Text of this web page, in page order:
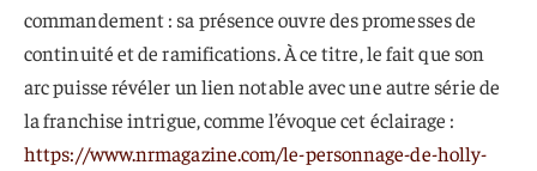
commandement : sa présence ouvre des promesses de
continuité et de ramifications. À ce titre, le fait que son
arc puisse révéler un lien notable avec une autre série de
la franchise intrigue, comme l’évoque cet éclairage :
https://www.nrmagazine.com/le-personnage-de-holly-